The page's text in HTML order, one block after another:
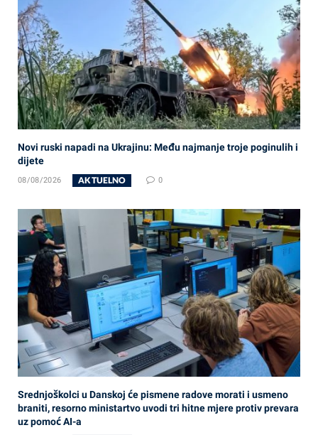
Novi ruski napadi na Ukrajinu: Među najmanje troje poginulih i
dijete
08/08/2026 AKTUELNO 0
Srednjoškolci u Danskoj će pismene radove morati i usmeno
braniti, resorno ministartvo uvodi tri hitne mjere protiv prevara
uz pomoć AI-a